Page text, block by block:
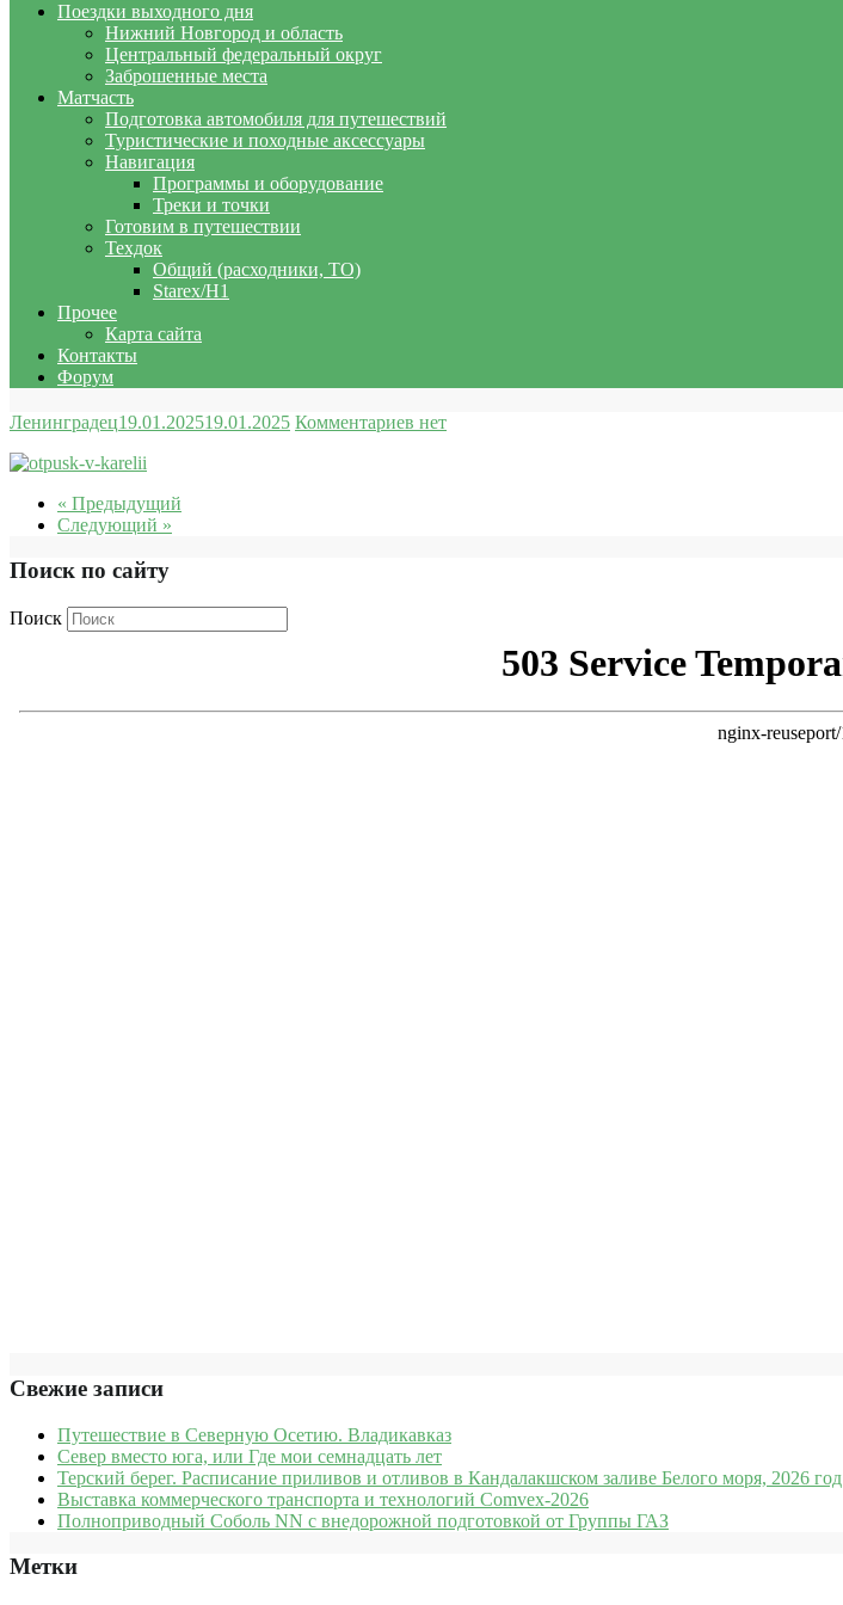
Поездки выходного дня
Нижний Новгород и область
Центральный федеральный округ
Заброшенные места
Матчасть
Подготовка автомобиля для путешествий
Туристические и походные аксессуары
Навигация
Программы и оборудование
Треки и точки
Готовим в путешествии
Техдок
Общий (расходники, ТО)
Starex/H1
Прочее
Карта сайта
Контакты
Форум
Ленинградец19.01.202519.01.2025 Комментариев нет
« Предыдущий
Следующий »
Поиск по сайту
Поиск
Свежие записи
Путешествие в Северную Осетию. Владикавказ
Север вместо юга, или Где мои семнадцать лет
Терский берег. Расписание приливов и отливов в Кандалакшском заливе Белого моря, 2026 год
Выставка коммерческого транспорта и технологий Comvex-2026
Полноприводный Соболь NN с внедорожной подготовкой от Группы ГАЗ
Метки